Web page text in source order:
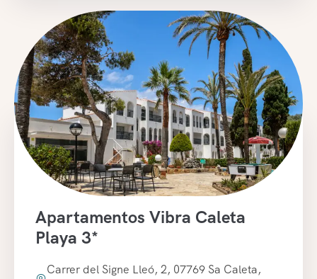
Apartamentos Vibra Caleta
Playa 3*
Carrer del Signe Lleó, 2, 07769 Sa Caleta,